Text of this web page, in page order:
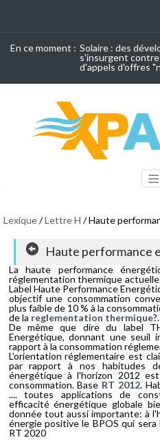
En ce moment : Solaire : des
s'insurgent
d'appels d'offres
Lexique/Lettre H / Haute
Haute performance
La haute performance
réglementation thermique
Label Haute Performance
objectif une consommation
plus faible de 10 % à la
de la reglementation thermique?.
De même que dire du label
Energétique, donnant une seuil
rapport à la consommation
L'orientation réglementaire est
par rapport à nos habitudes
énergétique à l'horizon 2012
consommation. Base RT 2012.
.... toutes applications de
efficacité énergétique globale
donnée tout aussi importante: à
énergie positive le BPOS qui
RT 2020